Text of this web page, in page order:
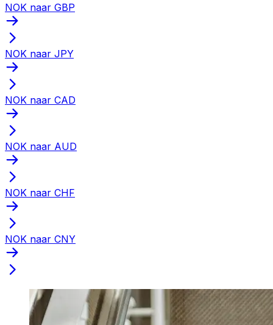
NOK naar GBP
NOK naar JPY
NOK naar CAD
NOK naar AUD
NOK naar CHF
NOK naar CNY